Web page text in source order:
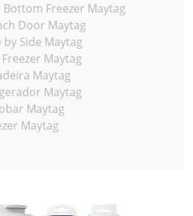
Freezer Maytag
Door Maytag
Side Maytag
Maytag
Maytag
Maytag
Maytag
Maytag